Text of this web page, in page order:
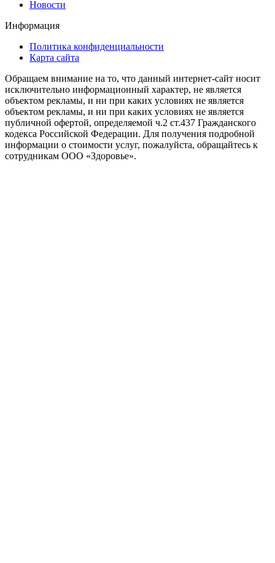
Новости
Информация
Политика конфиденциальности
Карта сайта
Обращаем внимание на то, что данный интернет-сайт носит
исключительно информационный характер, не является
объектом рекламы, и ни при каких условиях не является
объектом рекламы, и ни при каких условиях не является
публичной офертой, определяемой ч.2 ст.437 Гражданского
кодекса Российской Федерации. Для получения подробной
информации о стоимости услуг, пожалуйста, обращайтесь к
сотрудникам ООО «Здоровье».